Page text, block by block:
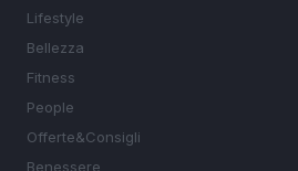
Lifestyle
Bellezza
Fitness
People
Offerte&Consigli
Benessere